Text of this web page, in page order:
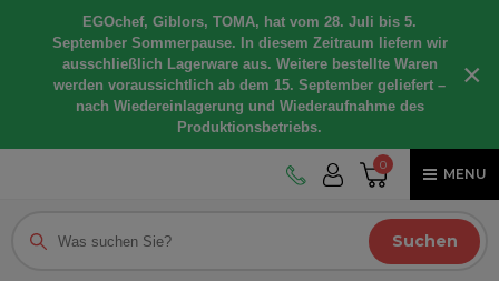
EGOchef, Giblors, TOMA, hat vom 28. Juli bis 5.
September Sommerpause. In diesem Zeitraum liefern wir
ausschließlich Lagerware aus. Weitere bestellte Waren
werden voraussichtlich ab dem 15. September geliefert –
nach Wiedereinlagerung und Wiederaufnahme des
Produktionsbetriebs.
×
0
MENU
Suchen